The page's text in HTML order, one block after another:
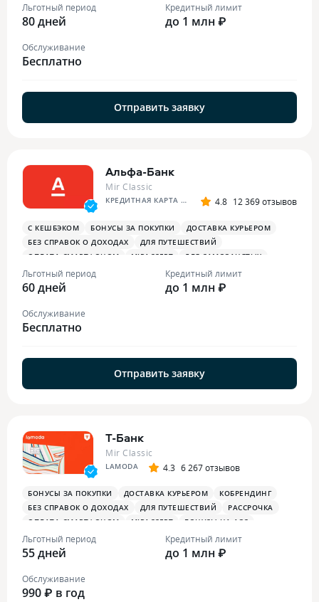
Льготный период
80 дней
Кредитный лимит
до 1 млн ₽
Обслуживание
Бесплатно
Отправить заявку
Альфа-Банк
Mir Classic
КРЕДИТНАЯ КАРТА АЛЬФА-БАНКА 4.8 12 369 отзывов
С КЕШБЭКОМ БОНУСЫ ЗА ПОКУПКИ
ДОСТАВКА КУРЬЕРОМ
БЕЗ СПРАВОК О ДОХОДАХ
ДЛЯ ПУТЕШЕСТВИЙ
ОПЛАТА СМАРТФОНОМ
MIRACCEPT
ДЛЯ САМОЗАНЯТЫХ
ПЛАТЕЖНЫЙ СТИКЕР
Льготный период
60 дней
Кредитный лимит
до 1 млн ₽
Обслуживание
Бесплатно
Отправить заявку
Т-Банк
Mir Classic
LAMODA 4.3 6 267 отзывов
БОНУСЫ ЗА ПОКУПКИ ДОСТАВКА КУРЬЕРОМ
КОБРЕНДИНГ
БЕЗ СПРАВОК О ДОХОДАХ
ДЛЯ ПУТЕШЕСТВИЙ
РАССРОЧКА
ОПЛАТА СМАРТФОНОМ
MIRACCEPT
БОНУСЫ НА АЗС
БОНУСЫ В РЕСТОРАНАХ
ПЛАТЕЖНЫЙ СТИКЕР
Льготный период
55 дней
Кредитный лимит
до 1 млн ₽
Обслуживание
990 ₽ в год